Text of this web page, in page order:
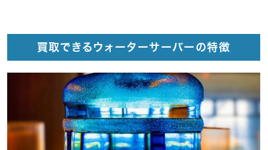
買取できるウォーターサーバーの特徴